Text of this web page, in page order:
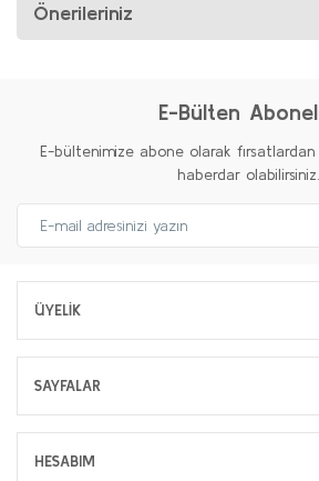
Önerileriniz
E-Bülten
E-bültenimize abone olarak
haberdar olabilirsiniz.
ÜYELİK
SAYFALAR
HESABIM